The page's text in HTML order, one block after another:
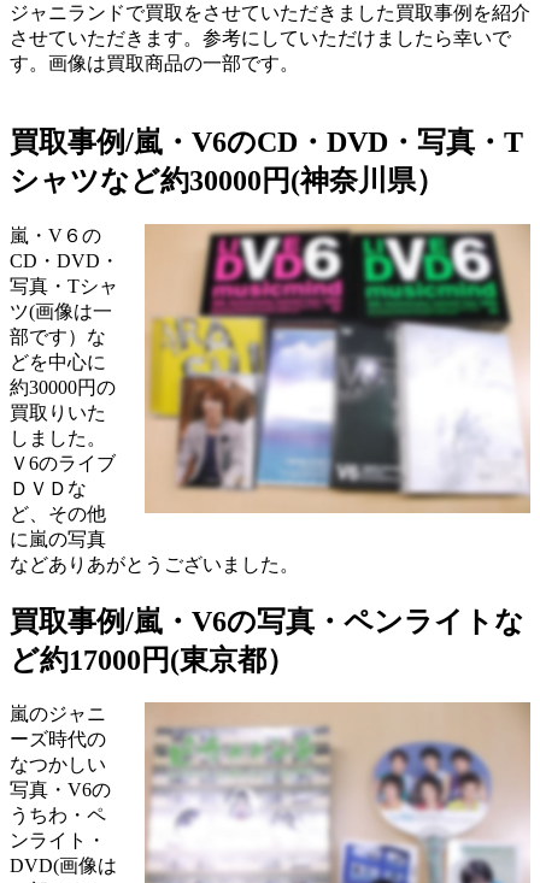
ジャニランドで買取をさせていただきました買取事例を紹介
させていただきます。参考にしていただけましたら幸いで
す。画像は買取商品の一部です。
買取事例/嵐・V6のCD・DVD・写真・T
シャツなど約30000円(神奈川県）
嵐・V６の
CD・DVD・
写真・Tシャ
ツ(画像は一
部です）な
どを中心に
約30000円の
買取りいた
しました。
Ｖ6のライブ
ＤＶＤな
ど、その他
に嵐の写真
などありあがとうございました。
買取事例/嵐・V6の写真・ペンライトな
ど約17000円(東京都）
嵐のジャニ
ーズ時代の
なつかしい
写真・V6の
うちわ・ペ
ンライト・
DVD(画像は